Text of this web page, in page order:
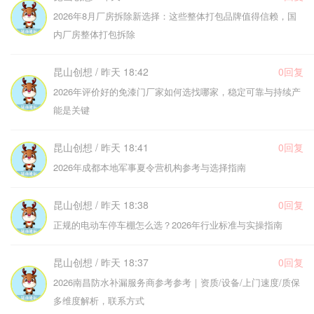
2026年8月厂房拆除新选择：这些整体打包品牌值得信赖，国
内厂房整体打包拆除
昆山创想 / 昨天 18:42 0回复
2026年评价好的免漆门厂家如何选找哪家，稳定可靠与持续产
能是关键
昆山创想 / 昨天 18:41 0回复
2026年成都本地军事夏令营机构参考与选择指南
昆山创想 / 昨天 18:38 0回复
正规的电动车停车棚怎么选？2026年行业标准与实操指南
昆山创想 / 昨天 18:37 0回复
2026南昌防水补漏服务商参考参考｜资质/设备/上门速度/质保
多维度解析，联系方式